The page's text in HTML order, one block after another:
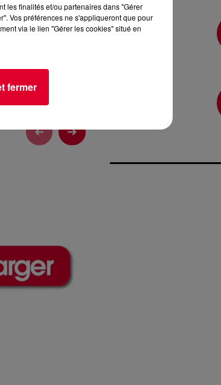
MIX : TONY JAY
les finalités et/ou partenaires dans "Gérer
Vos préférences ne s'appliqueront que pour
via le lien "Gérer les cookies" situé en
fermer